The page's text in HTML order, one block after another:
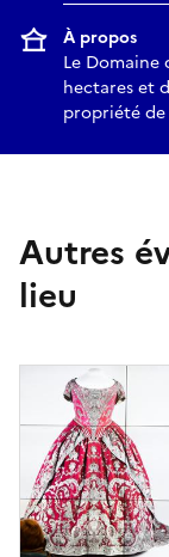
À propos
Le Domaine
hectares et
propriété
Autres
lieu